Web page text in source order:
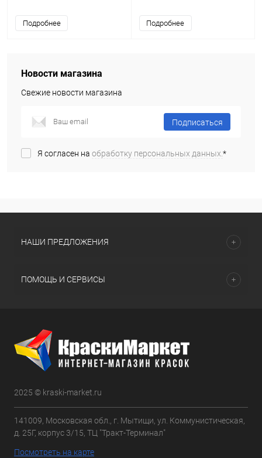
Подробнее Подробнее
Новости магазина
Свежие новости магазина
Подписаться
Я согласен на обработку персональных данных.*
НАШИ ПРЕДЛОЖЕНИЯ
ПОМОЩЬ И СЕРВИСЫ
2025 © kraski-market.ru
141009, Московская обл., г. Мытищи, ул. Коммунистическая,
д. 25Г, корпус 3/15, ТЦ "Тракт-Терминал"
Посмотреть на карте